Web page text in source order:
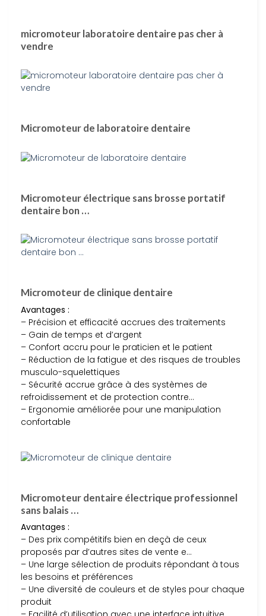
micromoteur laboratoire dentaire pas cher à
vendre
Micromoteur de laboratoire dentaire
Micromoteur électrique sans brosse portatif
dentaire bon …
Micromoteur de clinique dentaire
Avantages :
– Précision et efficacité accrues des traitements
– Gain de temps et d’argent
– Confort accru pour le praticien et le patient
– Réduction de la fatigue et des risques de troubles
musculo-squelettiques
– Sécurité accrue grâce à des systèmes de
refroidissement et de protection contre…
– Ergonomie améliorée pour une manipulation
confortable
Micromoteur dentaire électrique professionnel
sans balais …
Avantages :
– Des prix compétitifs bien en deçà de ceux
proposés par d’autres sites de vente e…
– Une large sélection de produits répondant à tous
les besoins et préférences
– Une diversité de couleurs et de styles pour chaque
produit